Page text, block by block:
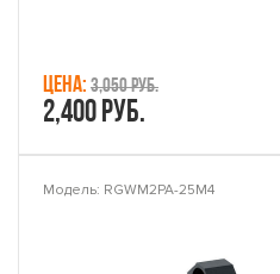
Цена: 3,050 руб.
2,400 руб.
Модель: RGWM2PA-25M4